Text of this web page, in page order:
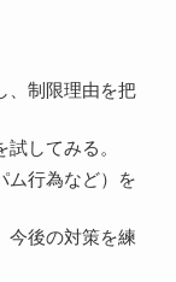
、制限理由を把
してみる。
ム行為など）を
今後の対策を練